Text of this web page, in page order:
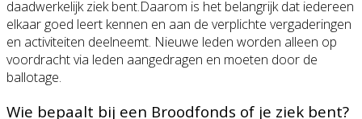
daadwerkelijk ziek bent.Daarom is het belangrijk dat iedereen
elkaar goed leert kennen en aan de verplichte vergaderingen
en activiteiten deelneemt. Nieuwe leden worden alleen op
voordracht via leden aangedragen en moeten door de
ballotage.
Wie bepaalt bij een Broodfonds of je ziek bent?